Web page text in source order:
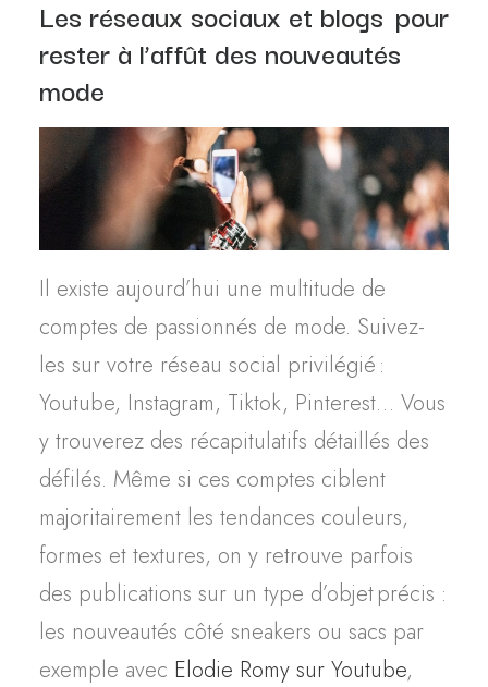
Les réseaux sociaux et blogs pour
rester à l’affût des nouveautés
mode
Il existe aujourd’hui une multitude de
comptes de passionnés de mode. Suivez-
les sur votre réseau social privilégié :
Youtube, Instagram, Tiktok, Pinterest… Vous
y trouverez des récapitulatifs détaillés des
défilés. Même si ces comptes ciblent
majoritairement les tendances couleurs,
formes et textures, on y retrouve parfois
des publications sur un type d’objet précis :
les nouveautés côté sneakers ou sacs par
exemple avec Elodie Romy sur Youtube,